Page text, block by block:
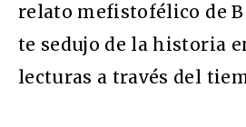
relato mefistofélico de
te sedujo de la historia
lecturas a través del